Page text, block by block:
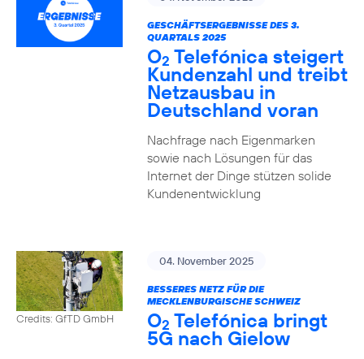
GESCHÄFTSERGEBNISSE DES 3.
QUARTALS 2025
O2 Telefónica steigert
Kundenzahl und treibt
Netzausbau in
Deutschland voran
Nachfrage nach Eigenmarken
sowie nach Lösungen für das
Internet der Dinge stützen solide
Kundenentwicklung
Credits: GfTD GmbH
04. November 2025
BESSERES NETZ FÜR DIE
MECKLENBURGISCHE SCHWEIZ
O2 Telefónica bringt
5G nach Gielow